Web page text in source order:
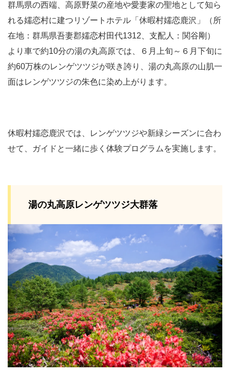
群馬県の西端、高原野菜の産地や愛妻家の聖地として知ら
れる嬬恋村に建つリゾートホテル「休暇村嬬恋鹿沢」（所
在地：群馬県吾妻郡嬬恋村田代1312、支配人：関谷剛）
より車で約10分の湯の丸高原では、６月上旬～６月下旬に
約60万株のレンゲツツジが咲き誇り、湯の丸高原の山肌一
面はレンゲツツジの朱色に染め上がります。
休暇村嬬恋鹿沢では、レンゲツツジや新緑シーズンに合わ
せて、ガイドと一緒に歩く体験プログラムを実施します。
湯の丸高原レンゲツツジ大群落